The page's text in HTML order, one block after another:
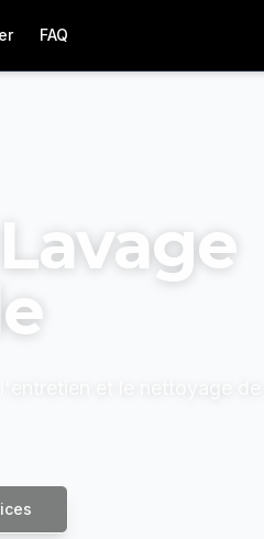
FAQ